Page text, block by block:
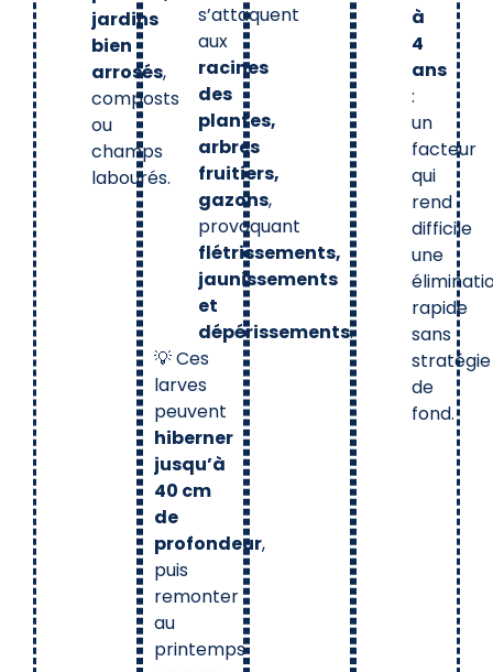
jardins
bien
arrosés,
composts
ou
champs
labourés.
s’attaquent
aux
racines
des
plantes,
arbres
fruitiers,
gazons,
provoquant
flétrissements,
jaunissements
et
dépérissements.
💡 Ces
larves
peuvent
hiberner
jusqu’à
40 cm
de
profondeur,
puis
remonter
au
printemps
à
4
ans
:
un
facteur
qui
rend
difficile
une
rapide
sans
stratégie
de
fond.